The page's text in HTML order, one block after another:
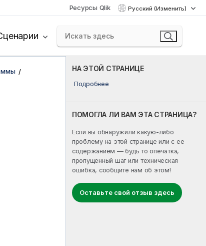
Ресурсы Qlik Русский (Изменить)
НА ЭТОЙ СТРАНИЦЕ
Подробнее
ПОМОГЛА ЛИ ВАМ ЭТА СТРАНИЦА?
Если вы обнаружили какую-либо
проблему на этой странице или с ее
содержанием — будь то опечатка,
пропущенный шаг или техническая
ошибка, сообщите нам об этом!
Оставьте свой отзыв здесь